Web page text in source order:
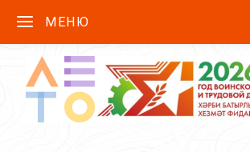
МЕНЮ